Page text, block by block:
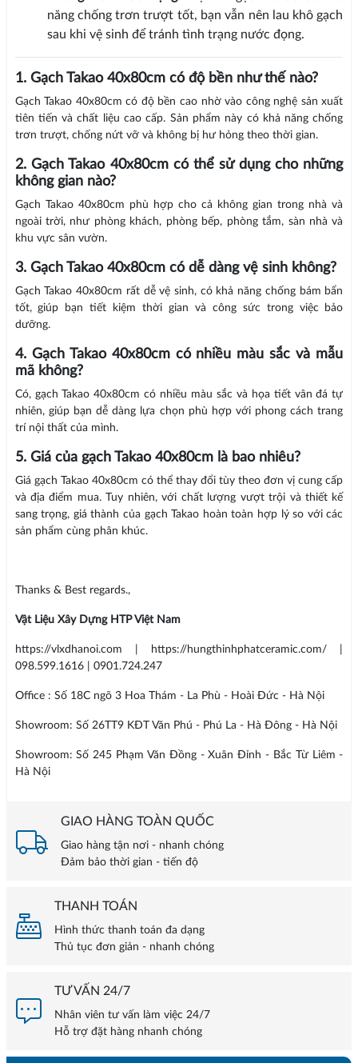
năng chống trơn trượt tốt, bạn vẫn nên lau khô gạch
sau khi vệ sinh để tránh tình trạng nước đọng.
1. Gạch Takao 40x80cm có độ bền như thế nào?
Gạch Takao 40x80cm có độ bền cao nhờ vào công nghệ sản xuất
tiên tiến và chất liệu cao cấp. Sản phẩm này có khả năng chống
trơn trượt, chống nứt vỡ và không bị hư hỏng theo thời gian.
2. Gạch Takao 40x80cm có thể sử dụng cho những
không gian nào?
Gạch Takao 40x80cm phù hợp cho cả không gian trong nhà và
ngoài trời, như phòng khách, phòng bếp, phòng tắm, sàn nhà và
khu vực sân vườn.
3. Gạch Takao 40x80cm có dễ dàng vệ sinh không?
Gạch Takao 40x80cm rất dễ vệ sinh, có khả năng chống bám bẩn
tốt, giúp bạn tiết kiệm thời gian và công sức trong việc bảo
dưỡng.
4. Gạch Takao 40x80cm có nhiều màu sắc và mẫu
mã không?
Có, gạch Takao 40x80cm có nhiều màu sắc và họa tiết vân đá tự
nhiên, giúp bạn dễ dàng lựa chọn phù hợp với phong cách trang
trí nội thất của mình.
5. Giá của gạch Takao 40x80cm là bao nhiêu?
Giá gạch Takao 40x80cm có thể thay đổi tùy theo đơn vị cung cấp
và địa điểm mua. Tuy nhiên, với chất lượng vượt trội và thiết kế
sang trọng, giá thành của gạch Takao hoàn toàn hợp lý so với các
sản phẩm cùng phân khúc.
Thanks & Best regards.,
Vật Liệu Xây Dựng HTP Việt Nam
https://vlxdhanoi.com | https://hungthinhphatceramic.com/ |
098.599.1616 | 0901.724.247
Office : Số 18C ngõ 3 Hoa Thám - La Phù - Hoài Đức - Hà Nội
Showroom: Số 26TT9 KĐT Văn Phú - Phú La - Hà Đông - Hà Nội
Showroom: Số 245 Phạm Văn Đồng - Xuân Đỉnh - Bắc Từ Liêm -
Hà Nội
GIAO HÀNG TOÀN QUỐC
Giao hàng tận nơi - nhanh chóng
Đảm bảo thời gian - tiến độ
THANH TOÁN
Hình thức thanh toán đa dạng
Thủ tục đơn giản - nhanh chóng
TƯ VẤN 24/7
Nhân viên tư vấn làm việc 24/7
Hỗ trợ đặt hàng nhanh chóng